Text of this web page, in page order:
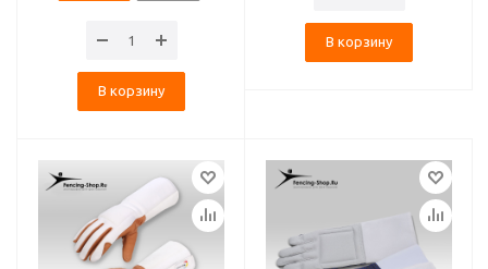
В корзину
В корзину